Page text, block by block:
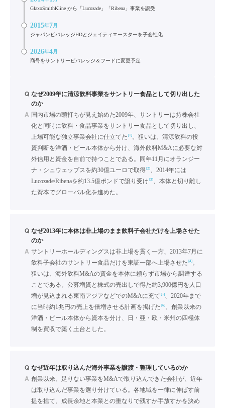
GlaxoSmithKline から「Lucozade」「Ribena」事業を譲受
2015年7月
ジャパンビバレッジHDとジェイティエースターを子会社化
2026年4月
商号をサントリービバレッジ＆フードに変更予定
Q なぜ2009年に清涼飲料事業をサントリー食品として切り出した
のか
A 国内市場の頭打ちが見え始めた2009年、サントリーは持株会社
化と同時に飲料・食品事業をサントリー食品として切り出し、
上場可能な独立事業会社に仕立てた [1]。狙いは、清涼飲料の投
資判断を洋酒・ビール本体から分け、海外飲料M&Aに必要な対
外信用と資金を自前で持つことである。同年11月にオランジー
ナ・シュウェップスを約30億ユーロで取得[2]、2014年には
Lucozade/Ribenaを約13.5億ポンドで譲り受け [3]、本体と切り離し
た資本でグローバル化を進めた。
Q なぜ2013年に本体は非上場のまま飲料子会社だけを上場させた
のか
A サントリーホールディングスは非上場を貫く一方、2013年7月に
飲料子会社のサントリー食品だけを東証一部へ上場させた [4]。
狙いは、海外飲料M&Aの資金を本体に頼らず市場から調達する
ことである。公募増資と株式の売出しで得た約3,900億円を人口
増が見込まれる東南アジアなどでのM&Aに充て [5]、2020年まで
に当時約1兆円の売上を倍増させる計画を掲げた [6]。創業以来の
洋酒・ビール本体から資本を分け、日・亜・欧・米州の四極体
制を買収で築く土台とした。
Q なぜ近年は取り込んだ海外事業を譲渡・整理しているのか
A 創業以来、足りない事業をM&Aで取り込んできた会社が、近年
は取り込んだ事業を選り分けている。各地域を一律に伸ばす前
提を捨て、成長余地と本業との重なりで残すか手放すかを決め